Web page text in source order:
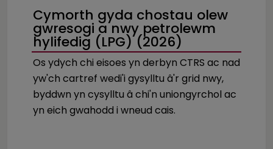
Cymorth gyda chostau olew
gwresogi a nwy petrolewm
hylifedig (LPG) (2026)
Os ydych chi eisoes yn derbyn CTRS ac nad
yw'ch cartref wedi'i gysylltu â'r grid nwy,
byddwn yn cysylltu â chi'n uniongyrchol ac
yn eich gwahodd i wneud cais.